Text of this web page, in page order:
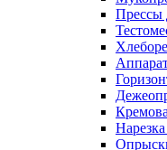
Прессы